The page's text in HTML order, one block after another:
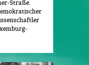
Straße.